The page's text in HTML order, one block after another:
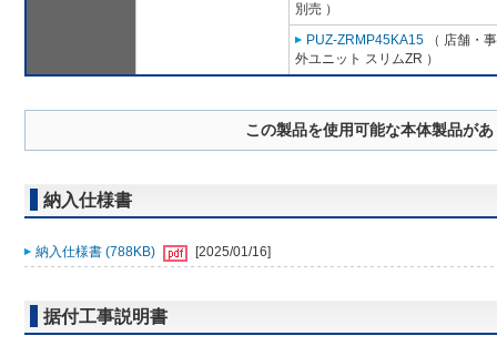
別売 ）
PUZ-ZRMP45KA15 （ 店舗・
外ユニット スリムZR ）
この製品を使用可能な本体製品が
納入仕様書
納入仕様書 (788KB) [2025/01/16]
据付工事説明書